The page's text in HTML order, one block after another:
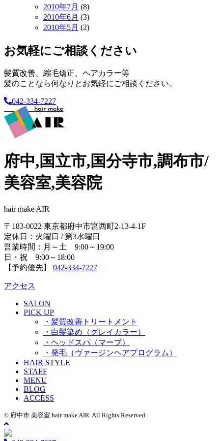
2010年7月 (8)
2010年6月 (3)
2010年5月 (2)
お気軽にご相談ください
髪質改善、縮毛矯正、ヘアカラー等
髪のことなら何なりとお気軽にご相談ください。
042-334-7227
府中,国立市,国分寺市,調布市/
美容室,美容院
hair make AIR
〒183-0022 東京都府中市宮西町2-13-4-1F
定休日：火曜日 / 第3水曜日
営業時間：月～土 9:00～19:00
日・祝 9:00～18:00
【予約優先】 042-334-7227
アクセス
SALON
PICK UP
・髪質改善トリートメント
・白髪染め（グレイカラー）
・ヘッドスパ（マーブ）
・発毛（ヴァージンヘアプログラム）
HAIR STYLE
STAFF
MENU
BLOG
ACCESS
© 府中市 美容室 hair make AIR. All Rights Reserved.